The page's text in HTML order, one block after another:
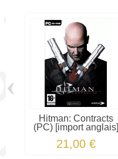
Hitman: Contracts
(PC) [import anglais]
21,00 €
‹